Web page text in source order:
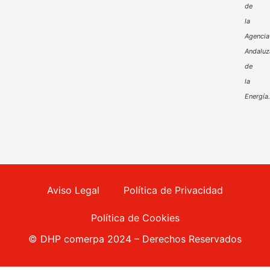
de
la
Agencia
de
la
Energía.
Aviso Legal Política de Privacidad
Política de Cookies
© DHP comerpa 2024 – Derechos Reservados